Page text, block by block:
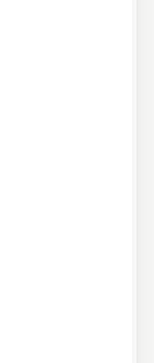
زانتی برای
دسی اینورتر
کارکرد را
ترین مصرف را
نشان می دهد و
جریان
مصرف را به
قطعه و برد
توسط این
اصطکاک و
بدون فشار
دهد. ریزترین
آلیاژهای
دوام و